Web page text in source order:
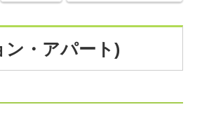
ン・アパート)